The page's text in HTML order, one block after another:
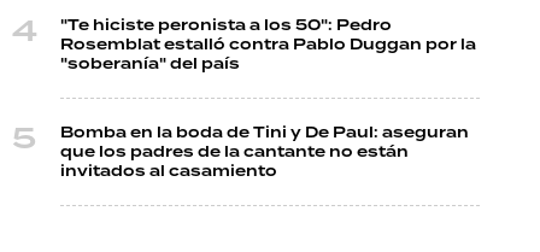
"Te hiciste peronista a los 50": Pedro
Rosemblat estalló contra Pablo Duggan por la
"soberanía" del país
Bomba en la boda de Tini y De Paul: aseguran
que los padres de la cantante no están
invitados al casamiento